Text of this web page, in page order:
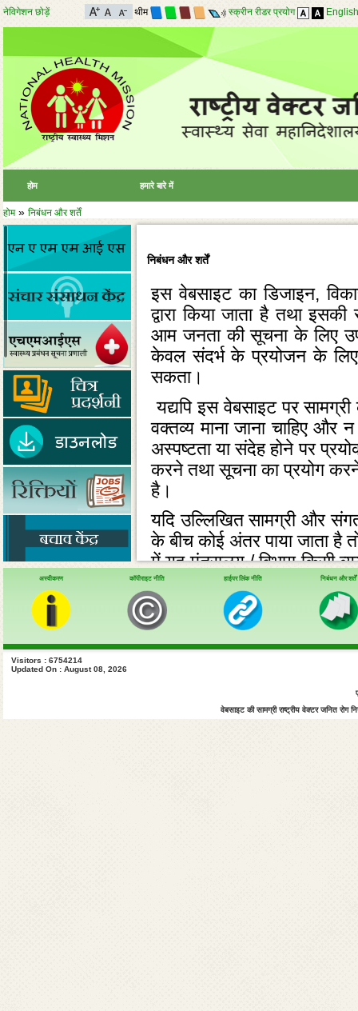
नेविगेशन छोड़ें थीम स्क्रीन रीडर प्रयोग English
होम हमारे बारे में
होम» निबंधन और शर्तें
निबंधन और शर्तें
इस वेबसाइट का डिजाइन,
द्वारा किया जाता है तथा
आम जनता की सूचना के लिए
केवल संदर्भ के प्रयोजन के
सकता।
यद्यपि इस वेबसाइट पर
वक्‍तव्‍य माना जाना चाहिए और
अस्‍पष्‍टता या संदेह होने पर
करने तथा सूचना का प्रयोग
है।
यदि उल्‍लिखित सामग्री और संगत
के बीच कोई अंतर पाया जाता है
में यह मंत्रालय / विभाग किसी
करने या इस वेबसाइट के प्रयोग से
व्‍यय, हानि या क्षति,जो कोई भी
ये निबंधन और शर्तें भारतीय
निबंधन और शर्तों से उत्‍पन्‍न
इस वेबसाइट पर डाली गई
संगठनों द्वारा सृजन और
अस्वीकरण कॉपीराइट नीति हाईपर लिंक नीति निबंधन और शर्तें
Visitors : 6754214
Updated On : August 08, 2026
वेबसाइट की सामग्री राष्ट्रीय वेक्टर जनित रोग